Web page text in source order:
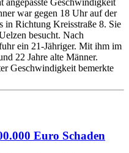
Geschwindigkeit
war gegen 18 Uhr auf der
in Richtung Kreisstraße 8. Sie
besucht. Nach
ein 21-Jähriger. Mit ihm im
22 Jahre alte Männer.
Geschwindigkeit bemerkte
Euro Schaden